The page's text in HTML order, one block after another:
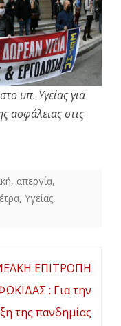
υπ. Υγείας για
ασφάλειας στις
, απεργία,
, Υγείας,
ΕΠΙΤΡΟΠΗ
: Για την
της πανδημίας